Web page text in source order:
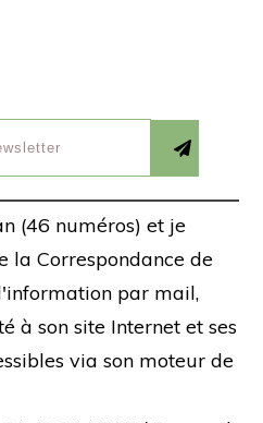
(46 numéros) et je
la Correspondance de
par mail,
à son site Internet et ses
via son moteur de